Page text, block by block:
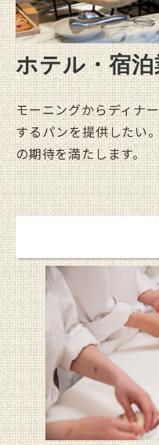
ホテル・宿泊
モーニングからディナ
するパンを提供したい
の期待を満たします。